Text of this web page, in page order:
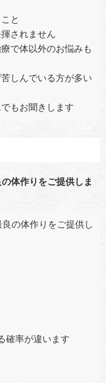
と
されません
で体以外のお悩みも
しんでいる方が多い
もお聞きします
体作りをご提供しま
確率が違います